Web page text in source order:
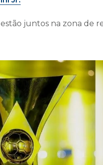
juntos na zona de